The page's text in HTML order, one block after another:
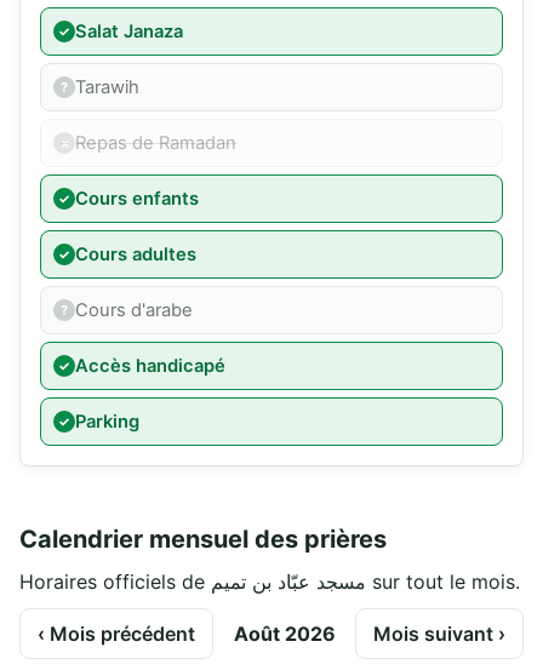
Salat Janaza
Tarawih
Repas de Ramadan
Cours enfants
Cours adultes
Cours d'arabe
Accès handicapé
Parking
Calendrier mensuel des prières
Horaires officiels de مسجد عبّاد بن تميم sur tout le mois.
‹ Mois précédent Août 2026 Mois suivant ›